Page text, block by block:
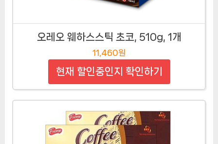
오레오 웨하스스틱 초코, 510g, 1개
11,460원
현재 할인중인지 확인하기